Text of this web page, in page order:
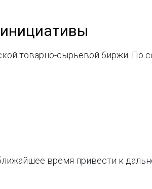
товарно-сырьевой биржи. По
время привести к